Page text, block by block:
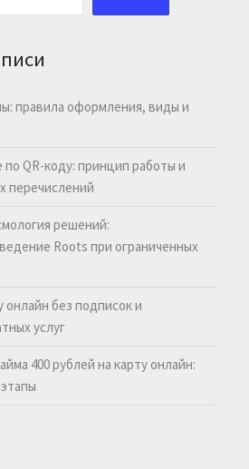
правила оформления, виды и
QR-коду: принцип работы и
перечислений
решений:
Roots при ограниченных
онлайн без подписок и
услуг
400 рублей на карту онлайн: